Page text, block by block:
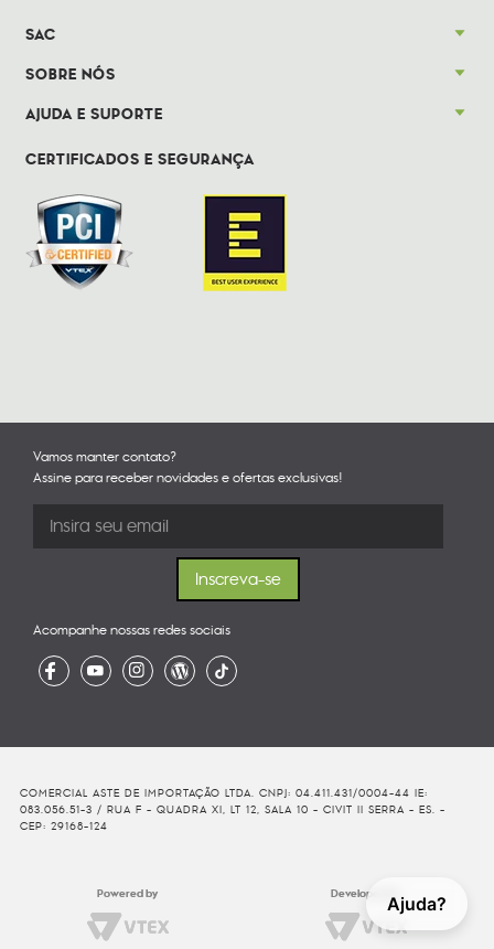
Ajuda?
SAC
SOBRE NÓS
AJUDA E SUPORTE
CERTIFICADOS E SEGURANÇA
Vamos manter contato?
Assine para receber novidades e ofertas exclusivas!
Acompanhe nossas redes sociais
COMERCIAL ASTE DE IMPORTAÇÃO LTDA. CNPJ: 04.411.431/0004-44 IE:
083.056.51-3 / RUA F - QUADRA XI, LT 12, SALA 10 - CIVIT II SERRA - ES. -
CEP: 29168-124
Powered by Developed By